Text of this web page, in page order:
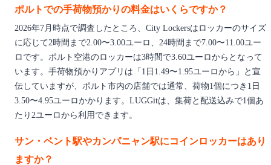
ポルトでの手荷物預かりの料金はいくらですか？
2026年7月時点で調査したところ、City Lockersはロッカーのサイズ
に応じて2時間まで2.00〜3.00ユーロ、24時間まで7.00〜11.00ユー
ロです。ポルト空港のロッカーは3時間で3.60ユーロからとなって
います。手荷物預かりアプリは「1日1.49〜1.95ユーロから」と宣
伝していますが、ポルト市内の店舗では通常、荷物1個につき1日
3.50〜4.95ユーロかかります。LUGGitは、集荷と配送込みで1個あ
たり2ユーロから利用できます。
サン・ベント駅やカンパニャン駅にコインロッカーはあり
ますか？